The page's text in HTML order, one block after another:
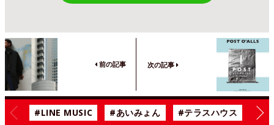
前の記事 次の記事
#LINE MUSIC #あいみょん #テラスハウス #漫